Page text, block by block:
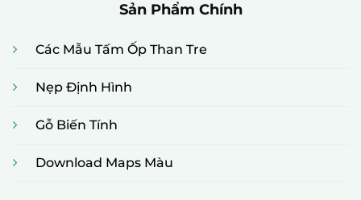
Sản Phẩm Chính
Các Mẫu Tấm Ốp Than Tre
Nẹp Định Hình
Gỗ Biến Tính
Download Maps Màu